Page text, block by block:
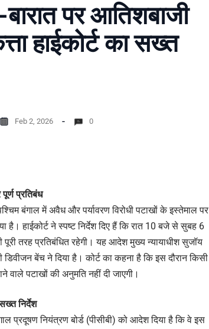
पर आतिशबाजी
हाईकोर्ट का सख्त
Feb 2, 2026 0
प्रतिबंध
बंगाल में अवैध और पर्यावरण विरोधी पटाखों के इस्तेमाल पर
है। हाईकोर्ट ने स्पष्ट निर्देश दिए हैं कि रात 10 बजे से सुबह 6
तरह प्रतिबंधित रहेगी। यह आदेश मुख्य न्यायाधीश सुजॉय
डिवीजन बेंच ने दिया है। कोर्ट का कहना है कि इस दौरान किसी
वाले पटाखों की अनुमति नहीं दी जाएगी।
निर्देश
प्रदूषण नियंत्रण बोर्ड (पीसीबी) को आदेश दिया है कि वे इस